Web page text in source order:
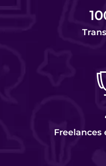
Freelances